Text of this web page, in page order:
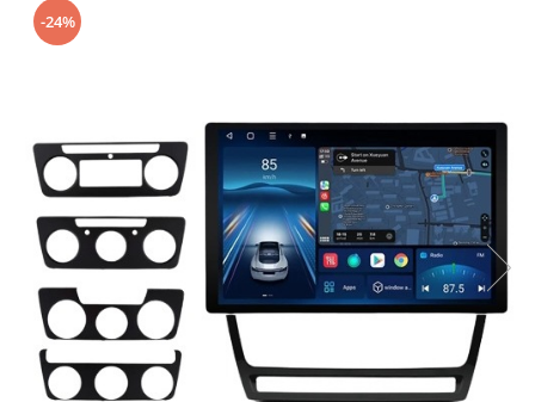
Navigatii Ford
Navigatii Opel
Navigatii Dacia
Navigatii Peugeot
Navigatii Audi
Navigatii BMW
Navigatii Mercedes
Navigatii Fiat
Navigatii Nissan
-24%